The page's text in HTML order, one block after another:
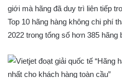
giới mà hãng đã duy trì liên tiếp
Top 10 hãng hàng không chi phí
2022 trong tổng số hơn 385 hãng